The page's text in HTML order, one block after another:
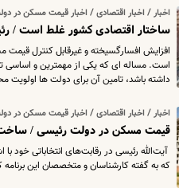
اخبار / اخبار اقتصادی / اخبار قیمت مسکن در
ساختار اقتصادی کشور غلط است /
افزایش افسارگسیخته و غیرقابل کنترل قیمت
است. مساله ای که یکی از مهمترین و اساسی
داشته باشد، تامین آن برای دولت ها
اخبار / اخبار اقتصادی / اخبار قیمت مسکن در
قیمت مسکن در دولت رئیسی /
آیت‌الله رئیسی در رقابت‌های انتخاباتی خود
که به گفته کارشناسان و متخصصان این برنامه